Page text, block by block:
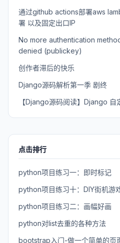
通过github actions部署aws
署 以及固定出口IP
No more authentication
denied (publickey)
创作者滞后的快乐
Django源码解析第一季 剧终
【Django源码阅读】Django
点击排行
python项目练习一：即时标记
python项目练习十：DIY街机游
python项目练习二：画幅好画
python对list去重的各种方法
bootstrap入门-做一个简单的页